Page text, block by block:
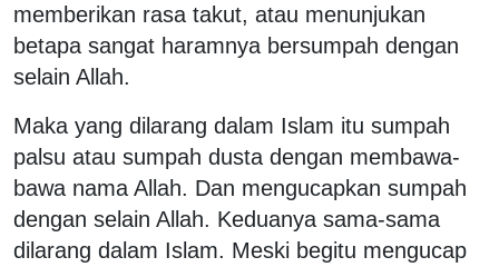
memberikan rasa takut, atau menunjukan
betapa sangat haramnya bersumpah dengan
selain Allah.
Maka yang dilarang dalam Islam itu sumpah
palsu atau sumpah dusta dengan membawa-
bawa nama Allah. Dan mengucapkan sumpah
dengan selain Allah. Keduanya sama-sama
dilarang dalam Islam. Meski begitu mengucap